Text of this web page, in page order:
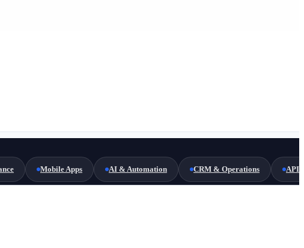
Mobile Apps AI & Automation CRM & Operations API